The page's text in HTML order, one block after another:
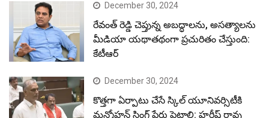
December 30, 2024
రేవంత్ రెడ్డి చెప్తున్న అబద్ధాలను, అసత్యాలను
మీడియా యథాతథంగా ప్రచురితం చేస్తుంది:
కేటీఆర్
December 30, 2024
కొత్తగా ఏర్పాటు చేసే స్కిల్ యూనివర్సిటీకి
మన్మోహన్ సింగ్ పేరు పెట్టాలి: హరీష్ రావు